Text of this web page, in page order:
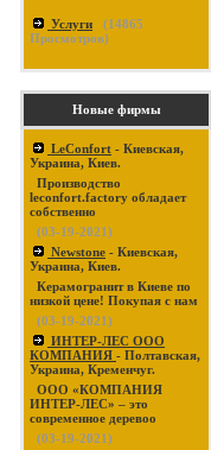
Услуги (14865
Просмотров)
Новые фирмы
LeConfort - Киевская,
Украина, Киев.
Производство
leconfort.factory обладает
собственно
(03-19-2021)
Newstone - Киевская,
Украина, Киев.
Керамогранит в Киеве по
низкой цене! Покупая с нам
(03-19-2021)
ИНТЕР-ЛЕС ООО
КОМПАНИЯ - Полтавская,
Украина, Кременчуг.
ООО «КОМПАНИЯ
ИНТЕР-ЛЕС» – это
современное деревоо
(03-19-2021)